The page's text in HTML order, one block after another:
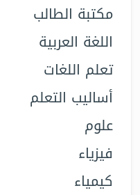
مكتبة الطالب
اللغة العربية
تعلم اللغات
أساليب التعلم
علوم
فيزياء
كيمياء